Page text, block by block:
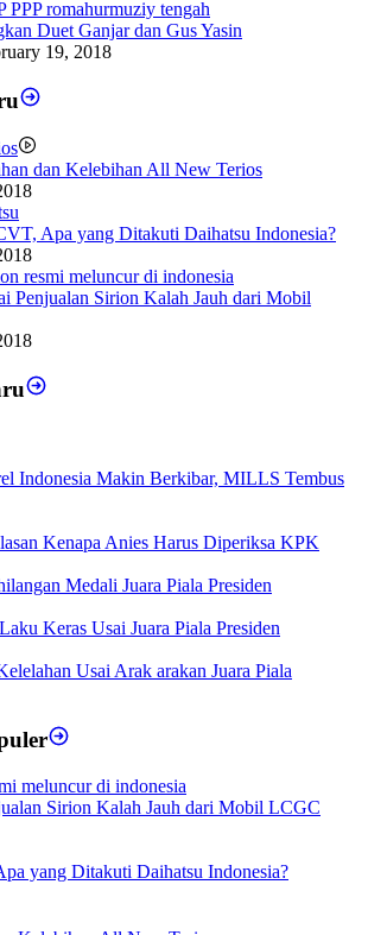
Duet Ganjar dan Gus Yasin
19, 2018
dan Kelebihan All New Terios
Apa yang Ditakuti Daihatsu Indonesia?
Penjualan Sirion Kalah Jauh dari Mobil
Indonesia Makin Berkibar, MILLS Tembus
Kenapa Anies Harus Diperiksa KPK
Medali Juara Piala Presiden
Keras Usai Juara Piala Presiden
Usai Arak arakan Juara Piala
Sirion Kalah Jauh dari Mobil LCGC
yang Ditakuti Daihatsu Indonesia?